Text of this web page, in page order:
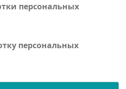
персональных
персональных